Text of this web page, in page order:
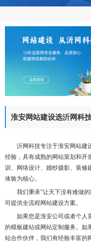
淮安网站建设选沂网科
沂网科技专注于淮安网站建
经验，具有成熟的网站策划和开
训、网络设计、婚纱摄影、装修
体验为核心。
我们秉承"让天下没有难做
司提供全流程网站建设方案。
如果您是淮安公司或者个人
的模板建站或网站定制服务。如
站合作伙伴，我们有经验丰富的